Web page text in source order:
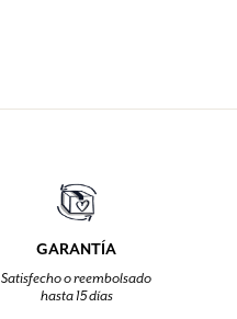
GARANTÍA
Satisfecho o reembolsado
hasta 15 días